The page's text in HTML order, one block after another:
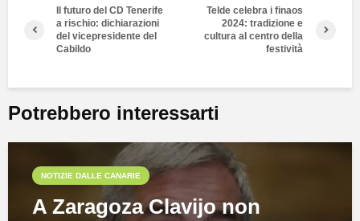
Il futuro del CD Tenerife
a rischio: dichiarazioni
del vicepresidente del
Cabildo
Telde celebra i finaos
2024: tradizione e
cultura al centro della
festività
Potrebbero interessarti
NOTIZIE DALLE CANARIE
A Zaragoza Clavijo non